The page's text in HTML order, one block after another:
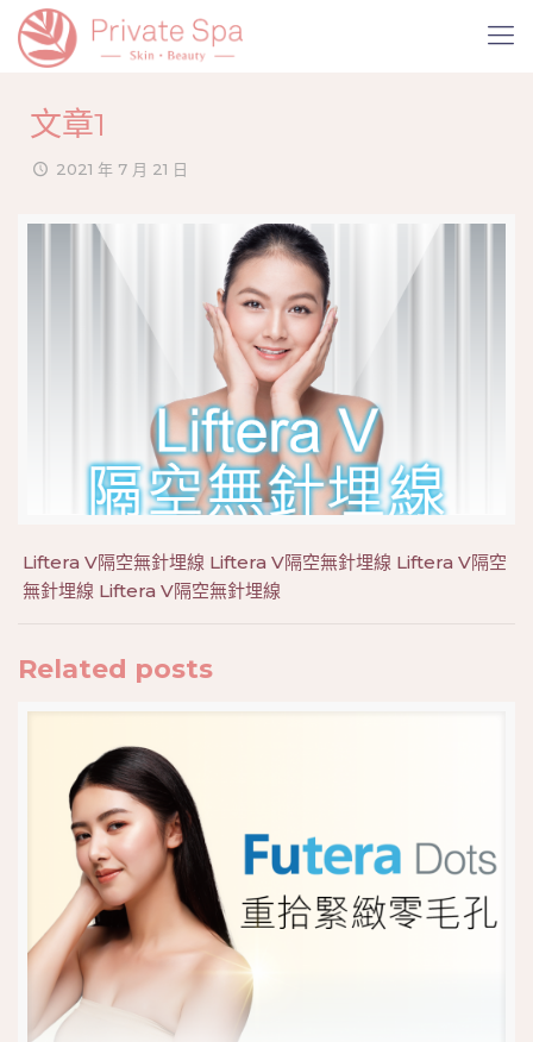
文章1
2021 年 7 月 21 日
Liftera V隔空無針埋線 Liftera V隔空無針埋線 Liftera V隔空
無針埋線 Liftera V隔空無針埋線
Related posts